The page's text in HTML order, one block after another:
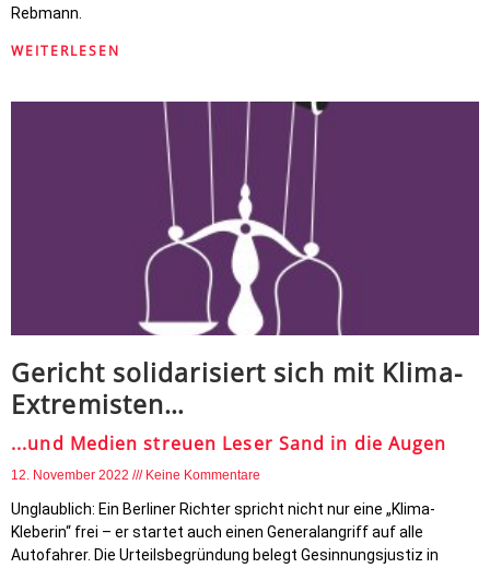
Rebmann.
WEITERLESEN
Gericht solidarisiert sich mit Klima-
Extremisten…
...und Medien streuen Leser Sand in die Augen
12. November 2022 Keine Kommentare
Unglaublich: Ein Berliner Richter spricht nicht nur eine „Klima-
Kleberin“ frei – er startet auch einen Generalangriff auf alle
Autofahrer. Die Urteilsbegründung belegt Gesinnungsjustiz in